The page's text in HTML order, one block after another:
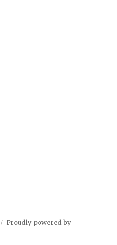
Proudly powered by